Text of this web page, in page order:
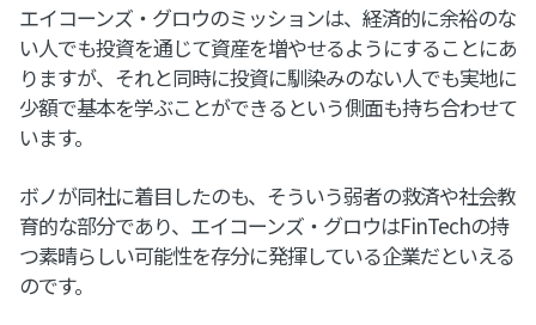
エイコーンズ・グロウのミッションは、経済的に余裕のな
い人でも投資を通じて資産を増やせるようにすることにあ
りますが、それと同時に投資に馴染みのない人でも実地に
少額で基本を学ぶことができるという側面も持ち合わせて
います。
ボノが同社に着目したのも、そういう弱者の救済や社会教
育的な部分であり、エイコーンズ・グロウはFinTechの持
つ素晴らしい可能性を存分に発揮している企業だといえる
のです。